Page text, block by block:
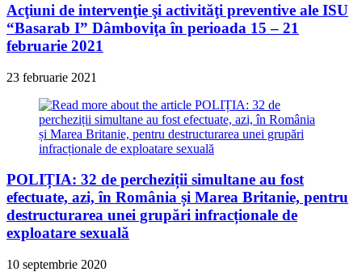
Acţiuni de intervenţie şi activităţi preventive ale ISU
“Basarab I” Dâmboviţa în perioada 15 – 21
februarie 2021
23 februarie 2021
POLIȚIA: 32 de percheziții simultane au fost
efectuate, azi, în România și Marea Britanie, pentru
destructurarea unei grupări infracționale de
exploatare sexuală
10 septembrie 2020